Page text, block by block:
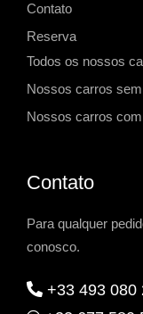
Contato
Reserva
Todos os nossos
Nossos carros
Nossos carros
Contato
Para qualquer
conosco.
+33 493 080